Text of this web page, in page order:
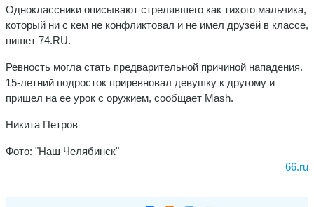
Одноклассники описывают стрелявшего как тихого мальчика,
который ни с кем не конфликтовал и не имел друзей в классе,
пишет 74.RU.
Ревность могла стать предварительной причиной нападения.
15-летний подросток приревновал девушку к другому и
пришел на ее урок с оружием, сообщает Mash.
Никита Петров
Фото: "Наш Челябинск"
66.ru